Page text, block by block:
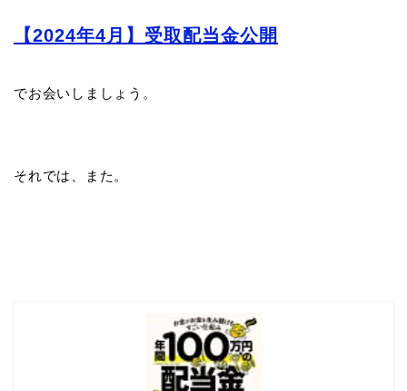
【2024年4月】受取配当金公開
でお会いしましょう。
それでは、また。